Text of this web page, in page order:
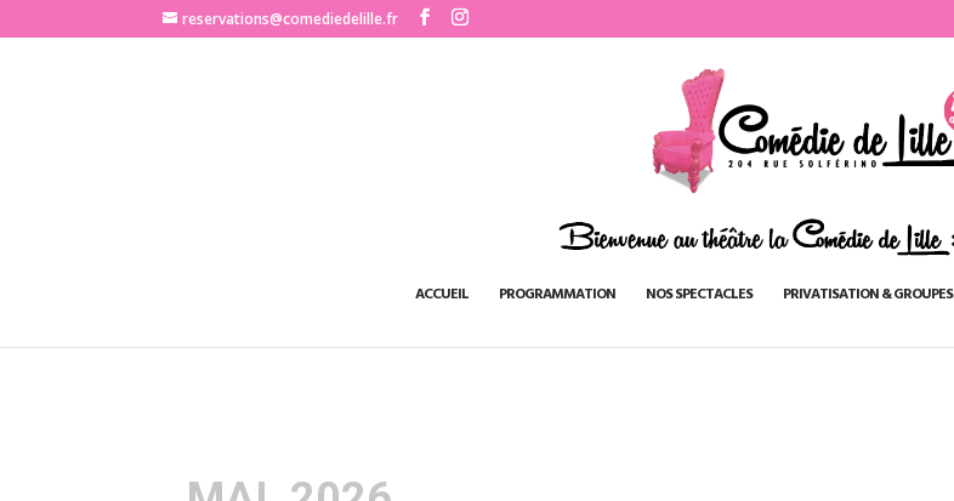
http://www.comediedelille.frreservations@comediedelille.fr
ACCUEIL PROGRAMMATION NOS SPECTACLES PRIVATISATION & GROUPES